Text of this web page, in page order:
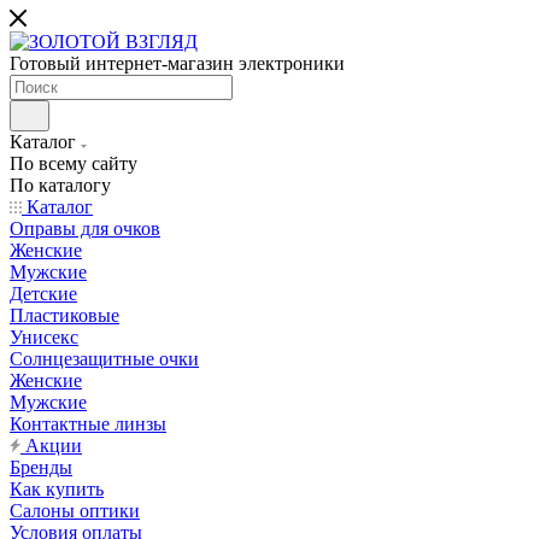
Готовый интернет-магазин электроники
Каталог
По всему сайту
По каталогу
Каталог
Оправы для очков
Женские
Мужские
Детские
Пластиковые
Унисекс
Солнцезащитные очки
Женские
Мужские
Контактные линзы
Акции
Бренды
Как купить
Салоны оптики
Условия оплаты